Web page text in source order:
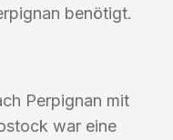
benötigt.
Perpignan mit
war eine